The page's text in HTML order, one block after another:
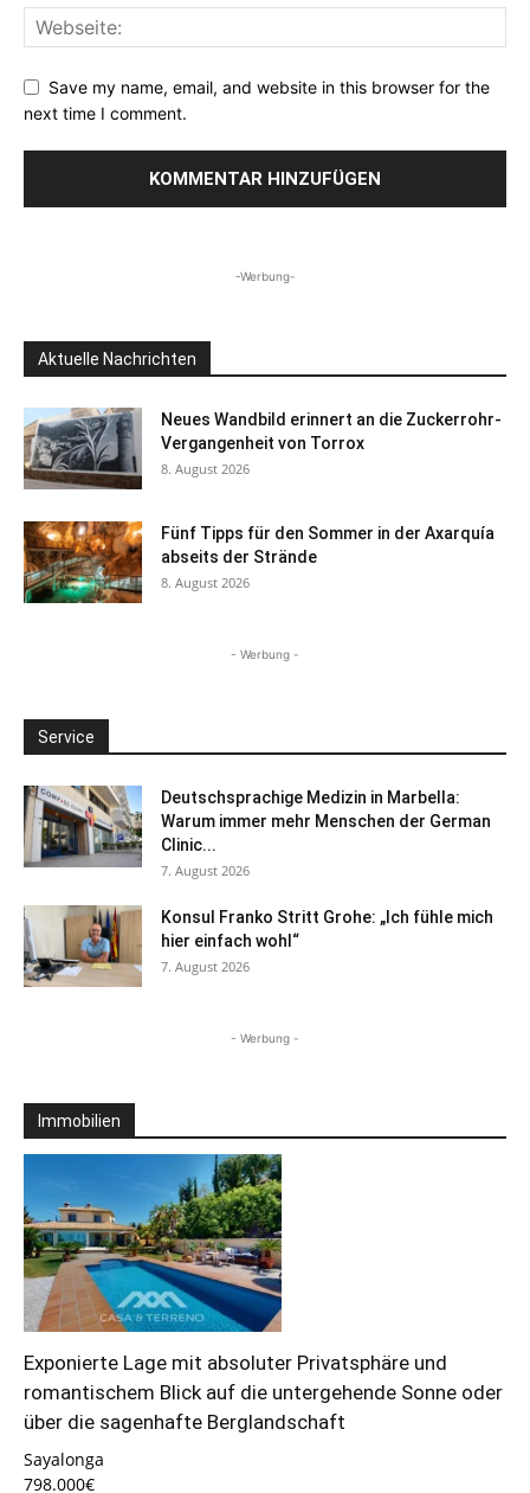
Save my name, email, and website in this browser for the
next time I comment.
-Werbung-
Aktuelle Nachrichten
Neues Wandbild erinnert an die Zuckerrohr-
Vergangenheit von Torrox
8. August 2026
Fünf Tipps für den Sommer in der Axarquía
abseits der Strände
8. August 2026
- Werbung -
Service
Deutschsprachige Medizin in Marbella:
Warum immer mehr Menschen der German
Clinic...
7. August 2026
Konsul Franko Stritt Grohe: „Ich fühle mich
hier einfach wohl“
7. August 2026
- Werbung -
Immobilien
Exponierte Lage mit absoluter Privatsphäre und
romantischem Blick auf die untergehende Sonne oder
über die sagenhafte Berglandschaft
Sayalonga
798.000€